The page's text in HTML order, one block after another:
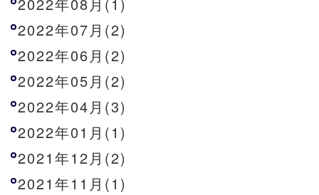
2022年07月(2)
2022年06月(2)
2022年05月(2)
2022年04月(3)
2022年01月(1)
2021年12月(2)
2021年11月(1)